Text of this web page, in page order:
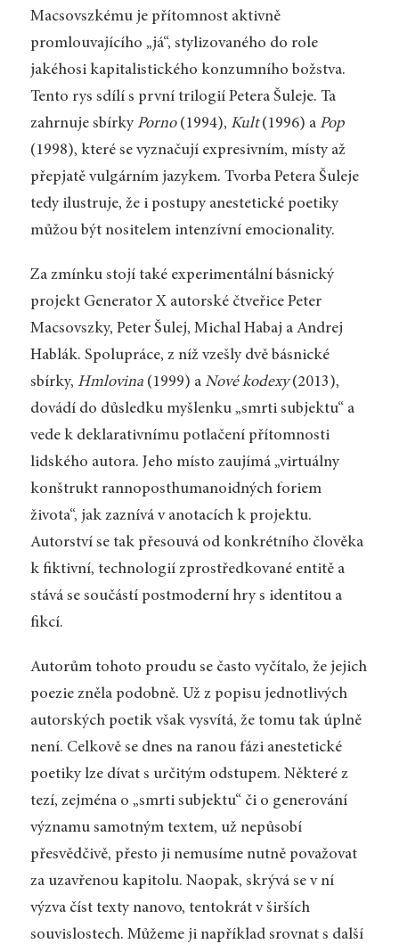
Macsovszkému je přítomnost aktivně
promlouvajícího „já“, stylizovaného do role
jakéhosi kapitalistického konzumního božstva.
Tento rys sdílí s první trilogií Petera Šuleje. Ta
zahrnuje sbírky Porno(1994), Kult(1996) a Pop
(1998), které se vyznačují expresivním, místy až
přepjatě vulgárním jazykem. Tvorba Petera Šuleje
tedy ilustruje, že i postupy anestetické poetiky
můžou být nositelem intenzívní emocionality.
Za zmínku stojí také experimentální básnický
projekt Generator X autorské čtveřice Peter
Macsovszky, Peter Šulej, Michal Habaj a Andrej
Hablák. Spolupráce, z níž vzešly dvě básnické
sbírky, Hmlovina(1999) a Nové kodexy(2013),
dovádí do důsledku myšlenku „smrti subjektu“ a
vede k deklarativnímu potlačení přítomnosti
lidského autora. Jeho místo zaujímá „virtuálny
konštrukt rannoposthumanoidných foriem
života“, jak zaznívá v anotacích k projektu.
Autorství se tak přesouvá od konkrétního člověka
k fiktivní, technologií zprostředkované entitě a
stává se součástí postmoderní hry s identitou a
fikcí.
Autorům tohoto proudu se často vyčítalo, že jejich
poezie zněla podobně. Už z popisu jednotlivých
autorských poetik však vysvítá, že tomu tak úplně
není. Celkově se dnes na ranou fázi anestetické
poetiky lze dívat s určitým odstupem. Některé z
tezí, zejména o „smrti subjektu“ či o generování
významu samotným textem, už nepůsobí
přesvědčivě, přesto ji nemusíme nutně považovat
za uzavřenou kapitolu. Naopak, skrývá se v ní
výzva číst texty nanovo, tentokrát v širších
souvislostech. Můžeme ji například srovnat s další